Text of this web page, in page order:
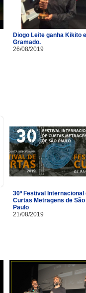
Diogo Leite ganha Kikito
Gramado.
26/08/2019
30º Festival Internacional
Curtas Metragens de São
Paulo
21/08/2019